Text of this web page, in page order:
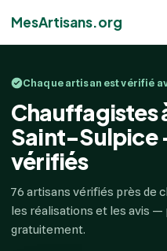
MesArtisans.org
Chaque artisan est vérifié
Chauffagistes
Saint-Sulpice
vérifiés
76 artisans vérifiés près de
les réalisations et les avis
gratuitement.